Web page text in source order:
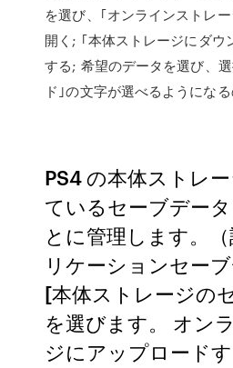
を選び、｢オンラインストレ
開く; ｢本体ストレージにダウ
する; 希望のデータを選び、
ド｣の文字が選べるようにな
PS4 の本体ストレ
ているセーブデー
とに管理します。
リケーションセー
[本体ストレージの
を選びます。 オン
ジにアップロード